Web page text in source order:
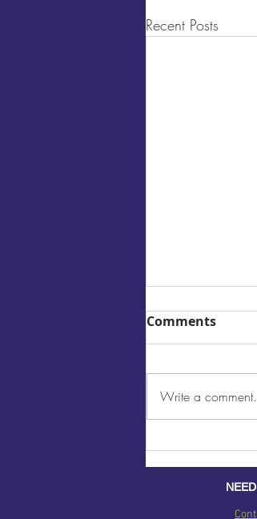
Recent Posts
Shopzad &
integration
Comments
Write a